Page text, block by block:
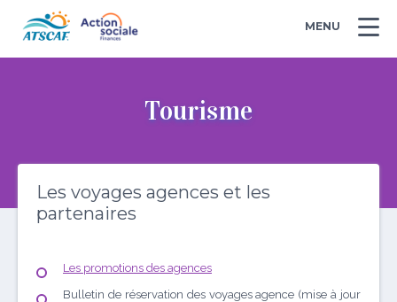
MENU
Tourisme
Les voyages agences et les
partenaires
Les promotions des agences
Bulletin de réservation des voyages agence (mise à jour